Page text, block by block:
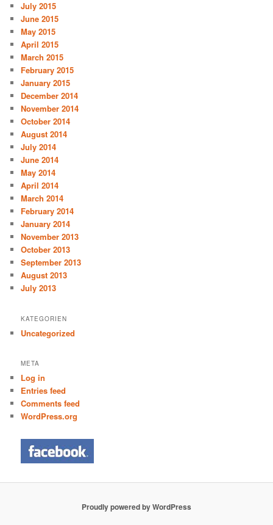
July 2015
June 2015
May 2015
April 2015
March 2015
February 2015
January 2015
December 2014
November 2014
October 2014
August 2014
July 2014
June 2014
May 2014
April 2014
March 2014
February 2014
January 2014
November 2013
October 2013
September 2013
August 2013
July 2013
KATEGORIEN
Uncategorized
META
Log in
Entries feed
Comments feed
WordPress.org
Proudly powered by WordPress